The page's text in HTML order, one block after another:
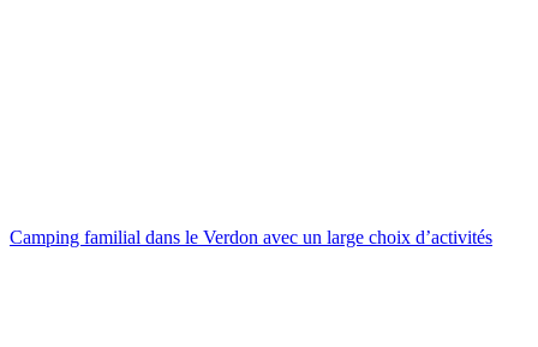
Camping familial dans le Verdon avec un large choix d’activités